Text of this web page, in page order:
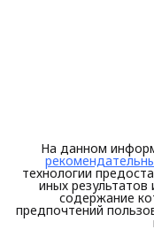
На данном
технологии
иных результатов
содержание
предпочтений